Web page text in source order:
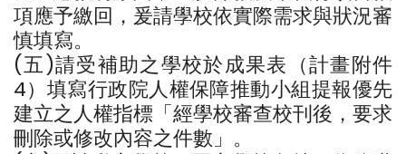
項應予繳回，爰請學校依實際需求與狀況審
慎填寫。
(五)請受補助之學校於成果表（計畫附件
4）填寫行政院人權保障推動小組提報優先
建立之人權指標「經學校審查校刊後，要求
刪除或修改內容之件數」。